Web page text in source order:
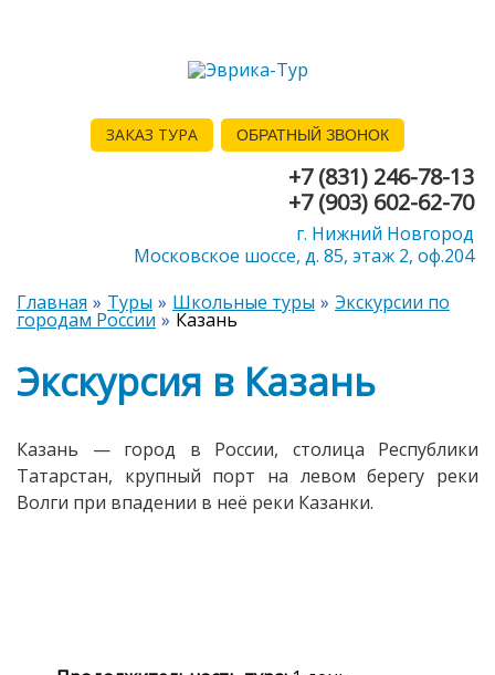
ЗАКАЗ ТУРА ОБРАТНЫЙ ЗВОНОК
+7 (831) 246-78-13
+7 (903) 602-62-70
г. Нижний Новгород
Московское шоссе, д. 85, этаж 2, оф.204
Главная
Туры Школьные туры Экскурсии по
городам России Казань
Экскурсия в Казань
Казань — город в России, столица Республики
Татарстан, крупный порт на левом берегу реки
Волги при впадении в неё реки Казанки.